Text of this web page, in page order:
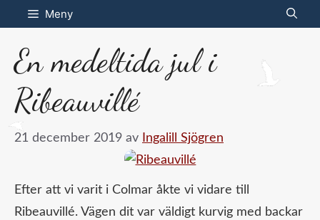
Hoppa
till
innehåll
Meny
En medeltida jul i
Ribeauvillé
21 december 2019 av Ingalill Sjögren
Efter att vi varit i Colmar åkte vi vidare till
Ribeauvillé. Vägen dit var väldigt kurvig med backar